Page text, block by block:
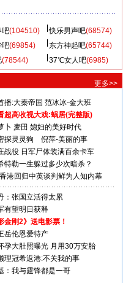
吧(104510) 快乐男声吧(68574)
吧(69854) 东方神起吧(65744)
(78544) 37℃女人吧(6985)
更多>>
播:大秦帝国 范冰冰-金大班
超高收视大戏:蜗居(完整版)
卜 麦田 媳妇的美好时代
探灵灵狗
倪萍-美丽的事
战役 日军尸体装满百余卡车
特勒一生躲过多少次暗杀？
港回归中英谈判鲜为人知内幕
：张国立活得太累
有望明日获释
金刚2》送电影票！
岳伦恩爱待产
孕大肚照曝光 月用30万安胎
理冠希返港:不关我的事
：我与霆锋都是一哥